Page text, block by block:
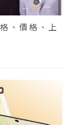
、價格、上